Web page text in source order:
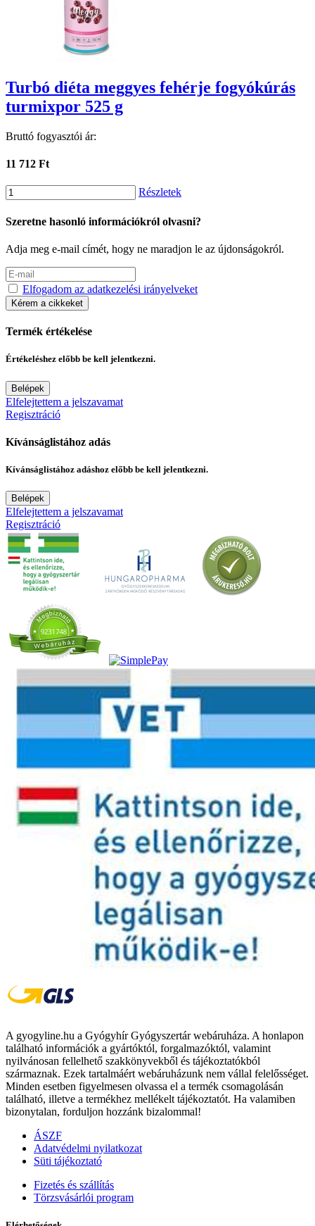
Turbó diéta meggyes fehérje fogyókúrás
turmixpor 525 g
Bruttó fogyasztói ár:
11 712 Ft
Részletek
Szeretne hasonló információkról olvasni?
Adja meg e-mail címét, hogy ne maradjon le az újdonságokról.
Elfogadom az adatkezelési irányelveket
Kérem a cikkeket
Termék értékelése
Értékeléshez előbb be kell jelentkezni.
Belépek
Elfelejtettem a jelszavamat
Regisztráció
Kívánságlistához adás
Kívánságlistához adáshoz előbb be kell jelentkezni.
Belépek
Elfelejtettem a jelszavamat
Regisztráció
A gyogyline.hu a Gyógyhír Gyógyszertár webáruháza. A honlapon
található információk a gyártóktól, forgalmazóktól, valamint
nyilvánosan fellelhető szakkönyvekből és tájékoztatókból
származnak. Ezek tartalmáért webáruházunk nem vállal felelősséget.
Minden esetben figyelmesen olvassa el a termék csomagolásán
található, illetve a termékhez mellékelt tájékoztatót. Ha valamiben
bizonytalan, forduljon hozzánk bizalommal!
ÁSZF
Adatvédelmi nyilatkozat
Süti tájékoztató
Fizetés és szállítás
Törzsvásárlói program